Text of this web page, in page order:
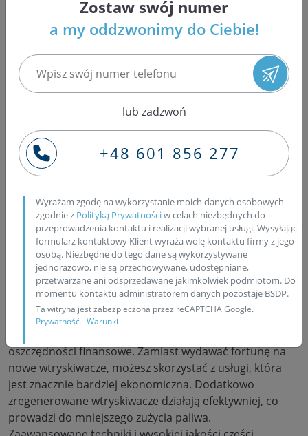
Honda civic 2.2 ctdi hatch fk/fn 2.2 103 09/2005 -
Honda fr-v 2.2 ctdi be 2.2 103 07/2005 - 06/2009 n22a1
Honda accord 2.2 ctdi cl/cn/cm 2.2 103 01/2004 -
06/2008 n22a1
Honda accord 2.2 ctdi tour cl/cn/cm 2.2 103 01/2004 -
08/2008 n22a1
Regeneracja wtryskiwaczy -
oszczędnośc i skuteczność
Czy wiesz, że regeneracja wtryskiwaczy może przynieść
nie tylko oszczędności, ale również zwiększyć
wydajność Twojego silnika? To prawda! Jest to zabieg,
który pozwala na odzyskanie pełnej funkcjonalności i
optymalnej wydajności tych kluczowych elementów
układu paliwowego.
Dlaczego warto zainwestować w regenerację
oszczędności finansowe. Zamiast wydawać fortunę na
nowe wtryskiwacze, możesz skorzystać z usługi, która
jest znacznie bardziej ekonomiczna. Dodatkowo
zregenerowane wtryskiwacze działają efektywniej, co
prowadzi do mniejszego zużycia paliwa.
Zostaw swój numer
a my oddzwonimy do Ciebie!
lub zadzwoń
+48 601 856 277
Wyrażam zgodę na wykorzystanie moich danych osobowych
zgodnie z Polityką Prywatnościw celach niezbędnych do
przeprowadzenia kontaktu i realizacji wybranej usługi. Wysyłając
formularz kontaktowy Klient wyraża wolę kontaktu firmy z jego
osobą. Niezbędne do tego dane są wykorzystywane
jednorazowo, nie są przechowywane, udostępniane,
przetwarzane ani odsprzedawane jakimkolwiek podmiotom. Do
momentu kontaktu administratorem danych pozostaje BSDP.
Ta witryna jest zabezpieczona przez reCAPTCHA Google.
Prywatność-Warunki